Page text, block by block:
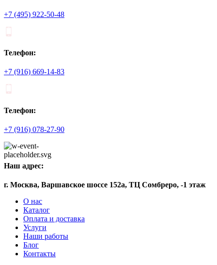
+7 (495) 922-50-48
Телефон:
+7 (916) 669-14-83
Телефон:
+7 (916) 078-27-90
Наш адрес:
г. Москва, Варшавское шоссе 152а, ТЦ Сомбреро, -1 этаж
О нас
Каталог
Оплата и доставка
Услуги
Наши работы
Блог
Контакты